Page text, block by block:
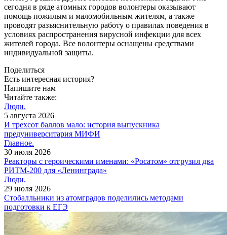
сегодня в ряде атомных городов волонтеры оказывают
помощь пожилым и маломобильным жителям, а также
проводят разъяснительную работу о правилах поведения в
условиях распространения вирусной инфекции для всех
жителей города. Все волонтеры оснащены средствами
индивидуальной защиты.
Поделиться
Есть интересная история?
Напишите нам
Читайте также:
Люди.
5 августа 2026
И трехсот баллов мало: история выпускника
предуниверситария МИФИ
Главное.
30 июля 2026
Реакторы с героическими именами: «Росатом» отгрузил два
РИТМ-200 для «Ленинграда»
Люди.
29 июля 2026
Cтобалльники из атомградов поделились методами
подготовки к ЕГЭ